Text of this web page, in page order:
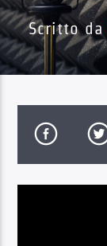
Titolo
Artista
Scritto da